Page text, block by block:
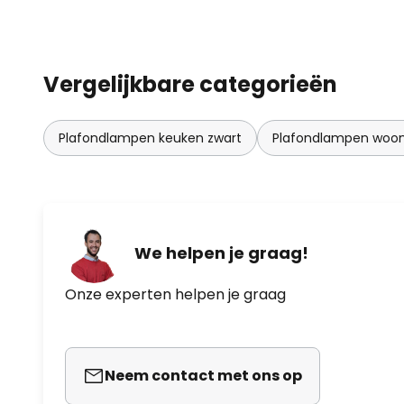
Vergelijkbare categorieën
Plafondlampen keuken zwart Plafondlampen
We helpen je graag!
Onze experten helpen je graag
Neem contact met ons op